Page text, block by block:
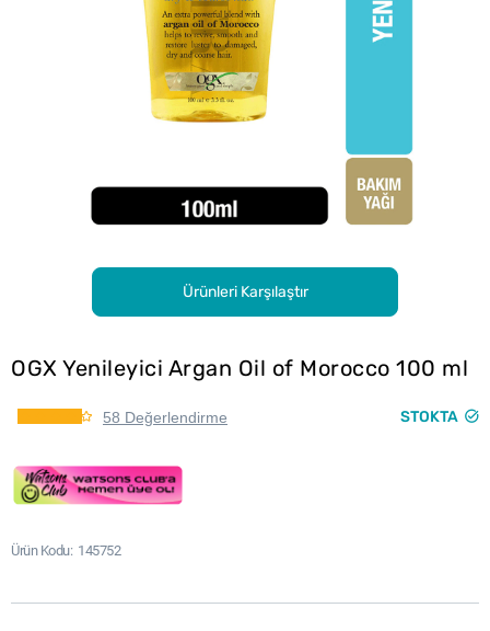
Ürünleri Karşılaştır
OGX Yenileyici Argan Oil of Morocco 100 ml
58 Değerlendirme STOKTA
Ürün Kodu 145752